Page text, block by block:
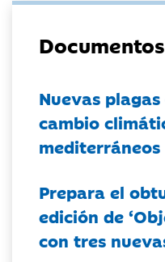
Documentos
Nuevas
cambio
mediterráneos
Prepara el
edición de
con tres